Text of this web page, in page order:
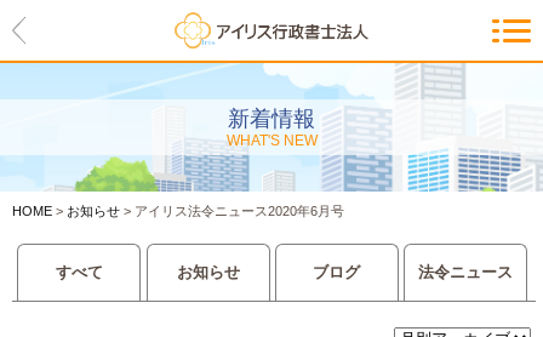
新着情報
WHAT'S NEW
HOME > お知らせ > アイリス法令ニュース2020年6月号
すべて お知らせ ブログ 法令ニュース
HOME
アイリスの紹介
代表ご挨拶・経営理念・アイリス
のお約束
会社概要・アクセスマップ
サービス一覧